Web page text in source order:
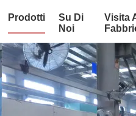
Prodotti
Su Di
Noi
Visita